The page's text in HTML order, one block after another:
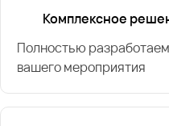
Комплексное
Полностью
вашего мероприятия